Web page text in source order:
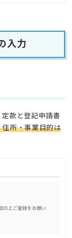
入力
款と登記申請書
所・事業目的は